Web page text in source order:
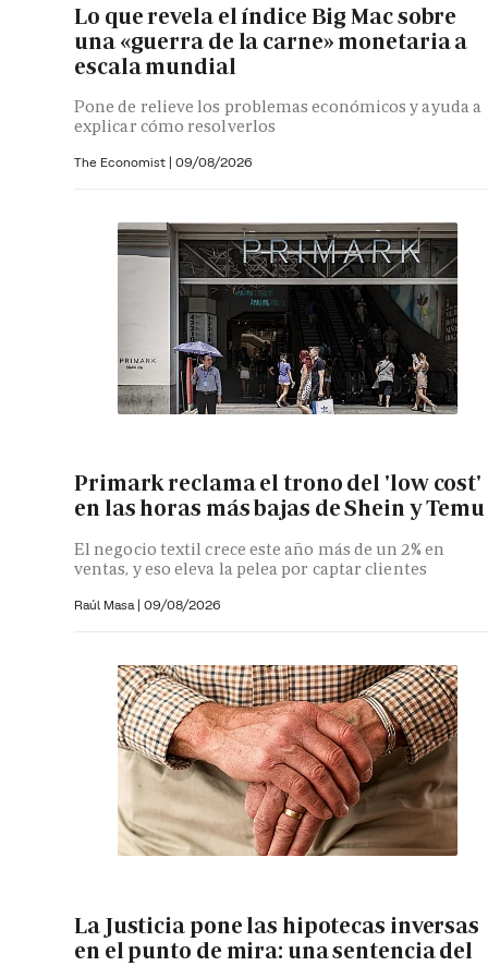
Lo que revela el índice Big Mac sobre
una «guerra de la carne» monetaria a
escala mundial
Pone de relieve los problemas económicos y ayuda a
explicar cómo resolverlos
The Economist | 09/08/2026
Primark reclama el trono del 'low cost'
en las horas más bajas de Shein y Temu
El negocio textil crece este año más de un 2% en
ventas, y eso eleva la pelea por captar clientes
Raúl Masa | 09/08/2026
La Justicia pone las hipotecas inversas
en el punto de mira: una sentencia del